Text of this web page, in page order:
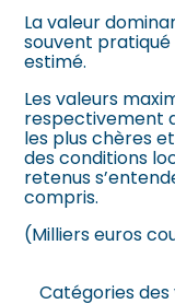
Être prêt pour la
électronique
La valeur
souvent pratiqué
estimé.
Les valeurs
respectivement
les plus chères
des conditions
retenus
compris.
(Milliers euros
Catégories des